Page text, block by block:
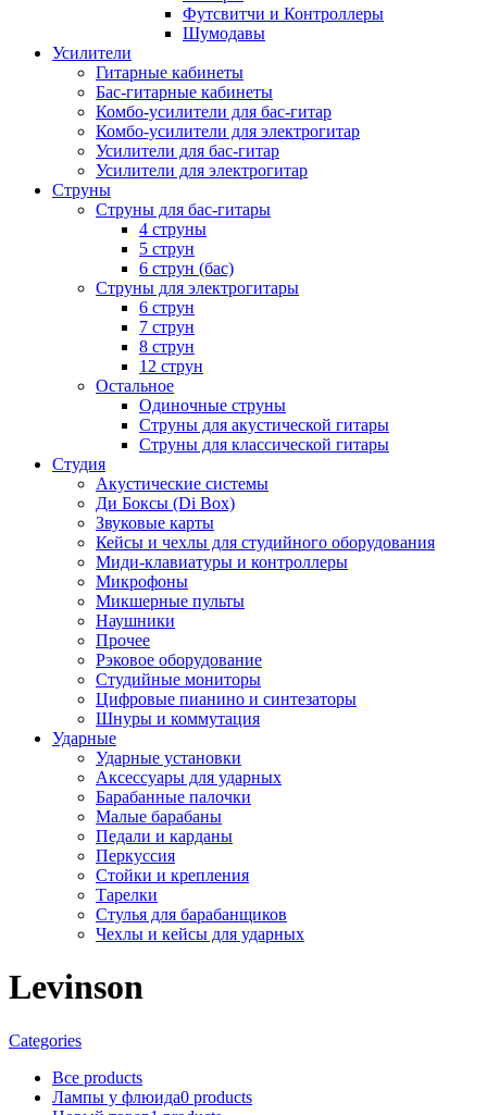
Футсвитчи и Контроллеры
Шумодавы
Усилители
Гитарные кабинеты
Бас-гитарные кабинеты
Комбо-усилители для бас-гитар
Комбо-усилители для электрогитар
Усилители для бас-гитар
Усилители для электрогитар
Струны
Струны для бас-гитары
4 струны
5 струн
6 струн (бас)
Струны для электрогитары
6 струн
7 струн
8 струн
12 струн
Остальное
Одиночные струны
Струны для акустической гитары
Струны для классической гитары
Студия
Акустические системы
Ди Боксы (Di Box)
Звуковые карты
Кейсы и чехлы для студийного оборудования
Миди-клавиатуры и контроллеры
Микрофоны
Микшерные пульты
Наушники
Прочее
Рэковое оборудование
Студийные мониторы
Цифровые пианино и синтезаторы
Шнуры и коммутация
Ударные
Ударные установки
Аксессуары для ударных
Барабанные палочки
Малые барабаны
Педали и карданы
Перкуссия
Стойки и крепления
Тарелки
Стулья для барабанщиков
Чехлы и кейсы для ударных
Levinson
Categories
Все products
Лампы у флюида0 products